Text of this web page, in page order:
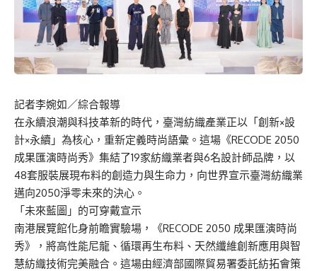
記者李婉如／綜合報導
在永續浪潮與科技革新的時代，臺灣紡織產業正以「創新×設
計×永續」為核心，重新定義時尚語彙。這場《RECODE 2050
成果匯演時尚秀》集結了19家紡織業者與6名設計師品牌，以
48套服裝展現布料的創造力與生命力，向世界宣示臺灣紡織業
邁向2050淨零未來的決心。
「未來藍圖」的可穿戴宣示
南港展覽館化身前瞻實驗場，《RECODE 2050 成果匯演時尚
秀》，將高性能尼龍、循環再生布料、天然纖維創新應用與智
慧紡織技術完美融合。這場由經濟部國際貿易署委託紡拓會策